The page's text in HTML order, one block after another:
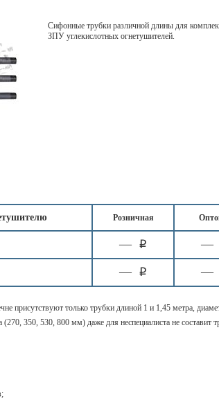
Cифонные трубки различной длины для
ЗПУ углекислотных огнетушителей.
Розничная
— i —
— i —
присутствуют только трубки длиной 1 и 1,45 метра,
350, 530, 800 мм) даже для неспециалиста не составит